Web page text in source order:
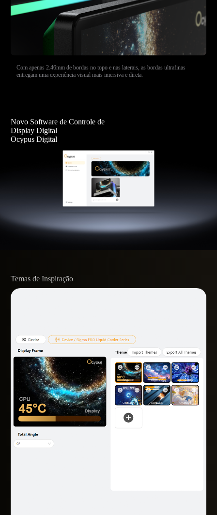
Com apenas 2.46mm de bordas no topo e nas laterais, as bordas ultrafinas
entregam uma experiência visual mais imersiva e direta.
Novo Software de Controle de
Display Digital
Ocypus Digital
Temas de Inspiração